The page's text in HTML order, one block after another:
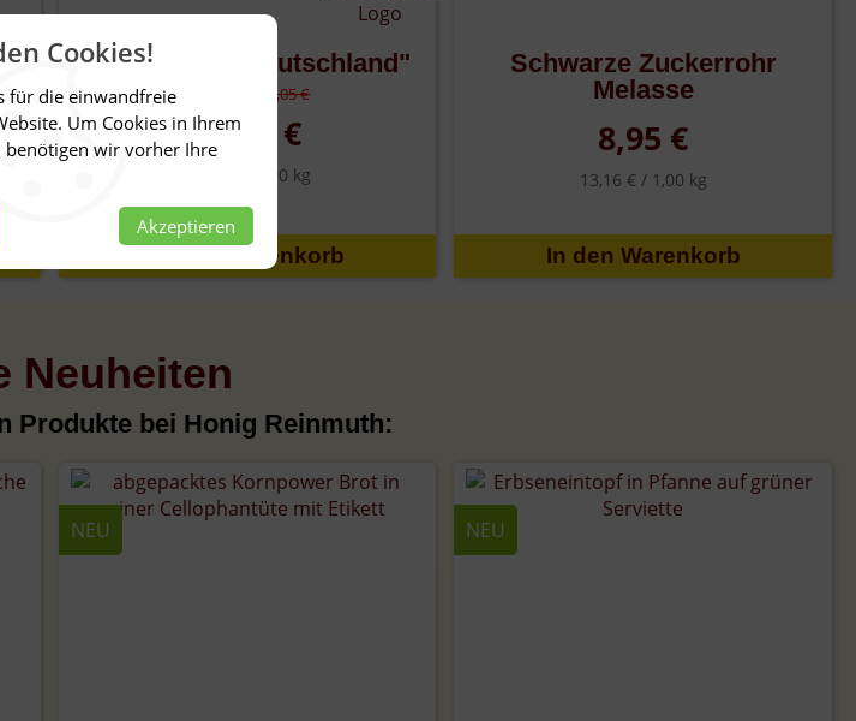
Cookies!
für die einwandfreie
Um Cookies in Ihrem
benötigen wir vorher Ihre
Akzeptieren
Honigpaket "Deutschland"
29,05 €
26,95 €
1,00 kg
Schwarze Zuckerrohr
Melasse
8,95 €
13,16 € / 1,00 kg
Neuheiten
Produkte bei Honig Reinmuth:
NEU NEU